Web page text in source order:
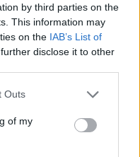
by third parties on the
This information may
on the IAB’s List of
disclose it to other
Outs
of my
στο Google News και